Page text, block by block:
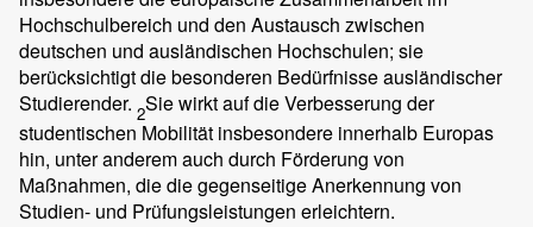
Hochschulbereich und den Austausch zwischen
deutschen und ausländischen Hochschulen; sie
berücksichtigt die besonderen Bedürfnisse ausländischer
Studierender. 2Sie wirkt auf die Verbesserung der
studentischen Mobilität insbesondere innerhalb Europas
hin, unter anderem auch durch Förderung von
Maßnahmen, die die gegenseitige Anerkennung von
Studien- und Prüfungsleistungen erleichtern.